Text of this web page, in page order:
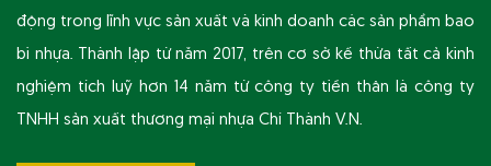
động trong lĩnh vực sản xuất và kinh doanh các sản phẩm bao
bì nhựa. Thành lập từ năm 2017, trên cơ sở kế thừa tất cả kinh
nghiệm tích luỹ hơn 14 năm từ công ty tiền thân là công ty
TNHH sản xuất thương mại nhựa Chí Thành V.N.